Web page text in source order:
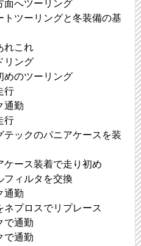
面へツーリング
トツーリングと冬装備の基
れこれ
リング
めのツーリング
行
通勤
行
テックのパニアケースを装
ケース装着で走り初め
フィルタを交換
通勤
ネプロスでリプレース
で通勤
で通勤